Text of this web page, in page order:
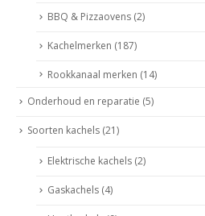
BBQ & Pizzaovens (2)
Kachelmerken (187)
Rookkanaal merken (14)
Onderhoud en reparatie (5)
Soorten kachels (21)
Elektrische kachels (2)
Gaskachels (4)